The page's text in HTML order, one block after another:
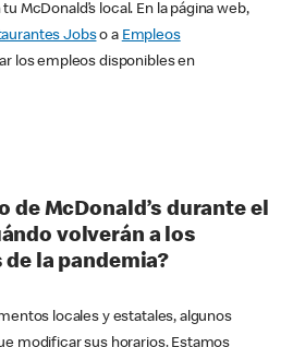
McDonald’s local. En la página web,
Jobso a Empleos
los empleos disponibles en
de McDonald’s durante el
volverán a los
la pandemia?
locales y estatales, algunos